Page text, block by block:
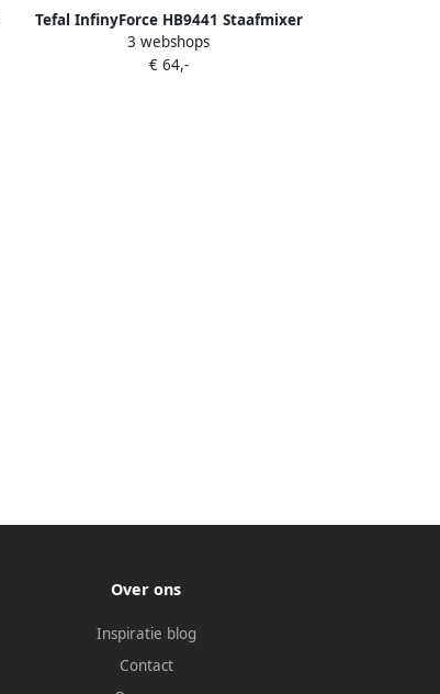
Tefal InfinyForce HB9441 Staafmixer
Inclusief Mengbeker Hakmolen Garde
en Ice-crusher Ergonomische
3 webshops
€ 64,-
Over ons
Inspiratie blog
Contact